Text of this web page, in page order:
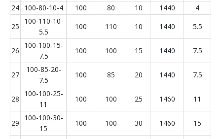
24 100-80-10-4 100 80 10 1440
4
25
100-110-10-
5.5
100 110 10 1440 5.5
26
100-100-15-
7.5
100 100 15 1440 7.5
27
100-85-20-
7.5
100 85 20 1440 7.5
28
100-100-25-
11
100 100 25 1460 11
29
100-100-30-
15
100 100 30 1460
15